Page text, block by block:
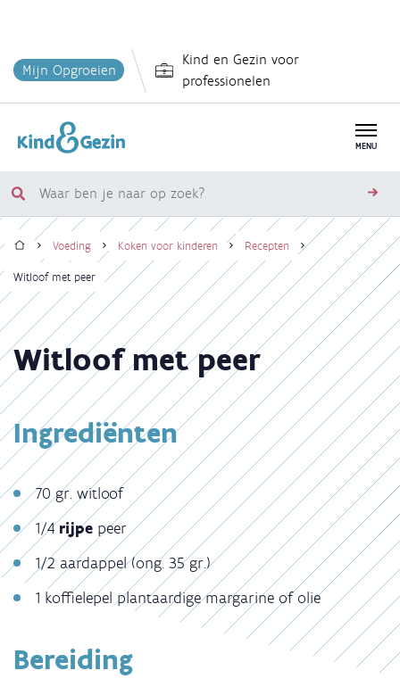
en
inhoud
Mijn Opgroeien
Kind en Gezin voor
professionelen
MENU
Waar
ben
je
op
zoek?
Kruimelpad
HomeVoeding Koken voor kinderen Recepten
Witloof met peer
Witloof met peer
Ingrediënten
70 gr. witloof
1/4rijpe peer
1/2 aardappel (ong. 35 gr.)
1 koffielepel plantaardige margarine of olie
Bereiding